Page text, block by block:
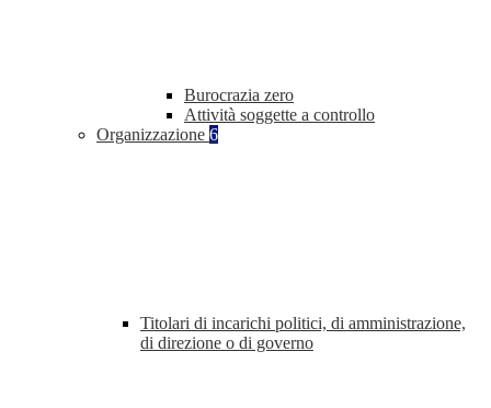
Burocrazia zero
Attività soggette a controllo
Organizzazione 6
Titolari di incarichi politici, di amministrazione,
di direzione o di governo